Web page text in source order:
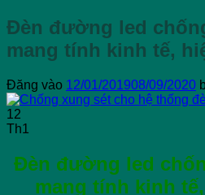
Đèn đường led
mang tính kinh tế,
Đăng vào 12/01/201908/09/2020
12
Th1
Đèn đường led
mang tính kinh